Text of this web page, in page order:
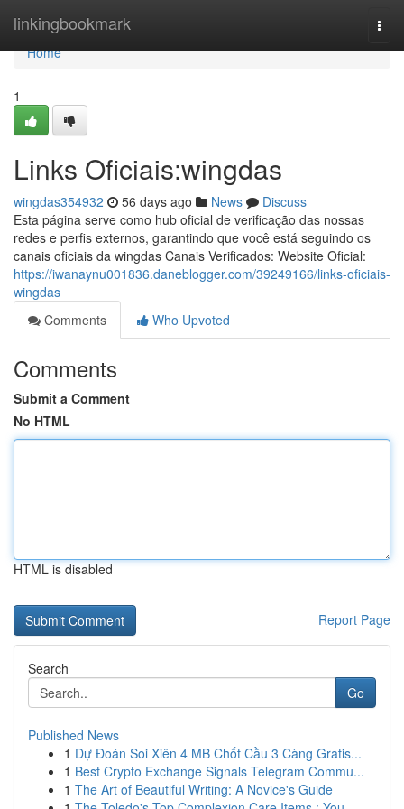
linkingbookmark
Home
Home
1
Links Oficiais:wingdas
wingdas354932 56 days ago News
Discuss
Esta página serve como hub oficial de verificação das nossas
redes e perfis externos, garantindo que você está seguindo os
canais oficiais da wingdas Canais Verificados: Website Oficial:
https://iwanaynu001836.daneblogger.com/39249166/links-oficiais-
wingdas
Comments
Who Upvoted
Comments
Submit a Comment
No HTML
HTML is disabled
Report Page
Search
Go
Published News
1 Dự Đoán Soi Xiên 4 MB Chốt Cầu 3 Càng Gratis...
1 Best Crypto Exchange Signals Telegram Commu...
1 The Art of Beautiful Writing: A Novice's Guide